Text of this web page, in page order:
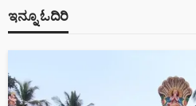
ಇನ್ನೂ ಓದಿರಿ